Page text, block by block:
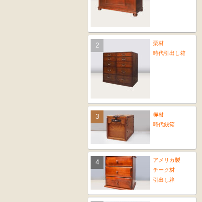
栗材
時代引出し箱
﨔材
時代銭箱
アメリカ製
チーク材
引出し箱